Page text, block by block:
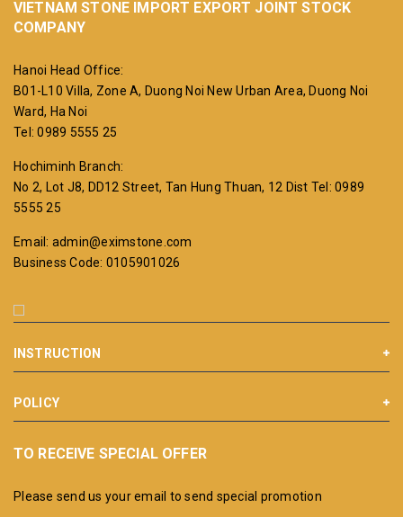
VIETNAM STONE IMPORT EXPORT JOINT STOCK
COMPANY
Hanoi Head Office:
B01-L10 Villa, Zone A, Duong Noi New Urban Area, Duong Noi
Ward, Ha Noi
Tel: 0989 5555 25
Hochiminh Branch:
No 2, Lot J8, DD12 Street, Tan Hung Thuan, 12 Dist Tel: 0989
5555 25
Email: admin@eximstone.com
Business Code: 0105901026
INSTRUCTION
POLICY
TO RECEIVE SPECIAL OFFER
Please send us your email to send special promotion